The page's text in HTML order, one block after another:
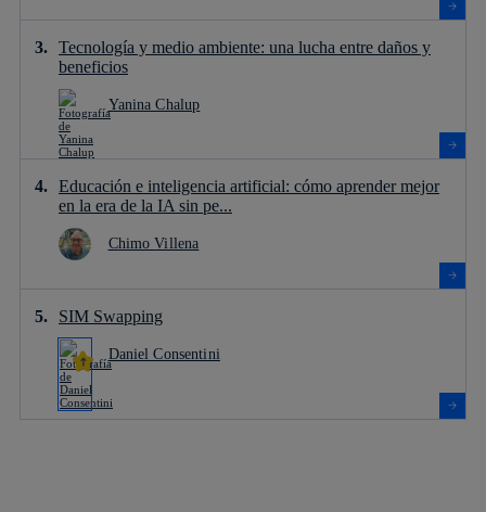
Tecnología y medio ambiente: una lucha entre daños y
beneficios
Yanina Chalup
Educación e inteligencia artificial: cómo aprender mejor
en la era de la IA sin pe...
Chimo Villena
SIM Swapping
Daniel Consentini